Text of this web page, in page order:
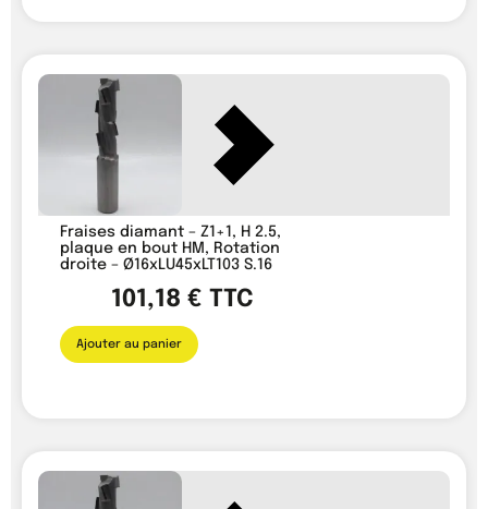
Fraises diamant – Z1+1, H 2.5,
plaque en bout HM, Rotation
droite – Ø16xLU45xLT103 S.16
101,18€ TTC
Ajouter au panier